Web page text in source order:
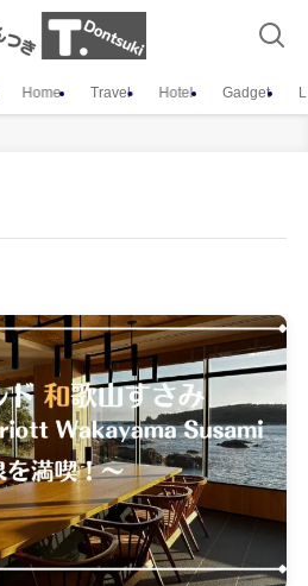
Home Travel Hotel Gadget